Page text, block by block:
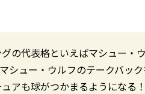
の代表格といえばマシュー・
シュー・ウルフのテークバッ
アも球がつかまるようになる